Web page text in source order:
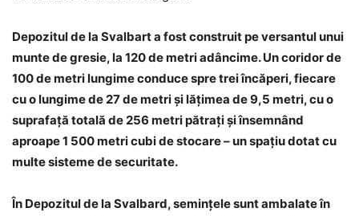
Depozitul de la Svalbart a fost construit pe versantul unui
munte de gresie, la 120 de metri adâncime. Un coridor de
100 de metri lungime conduce spre trei încăperi, fiecare
cu o lungime de 27 de metri şi lăţimea de 9,5 metri, cu o
suprafaţă totală de 256 metri pătraţi şi însemnând
aproape 1 500 metri cubi de stocare – un spaţiu dotat cu
multe sisteme de securitate.
În Depozitul de la Svalbard, seminţele sunt ambalate în